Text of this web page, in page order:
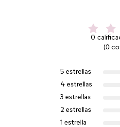
0
(0
5 estrellas
4 estrellas
3 estrellas
2 estrellas
1 estrella